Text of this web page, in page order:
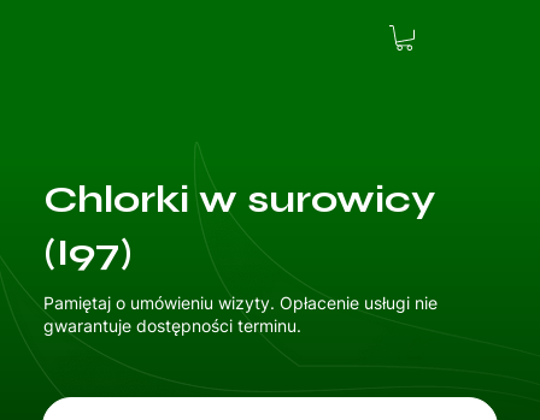
Chlorki w surowicy
(I97)
Pamiętaj o umówieniu wizyty. Opłacenie usługi nie
gwarantuje dostępności terminu.